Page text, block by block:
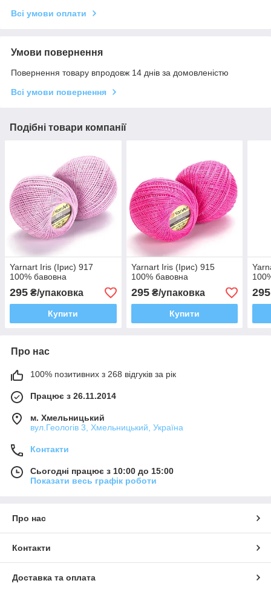
Всі умови оплати
Умови повернення
Повернення товару впродовж 14 днів за домовленістю
Всі умови повернення
Подібні товари компанії
Yarnart Iris (Ірис) 917
100% бавовна
295 ₴/упаковка
Купити
Yarnart Iris (Ірис) 915
100% бавовна
295₴/упаковка
Купити
295
Про нас
100% позитивних з 268 відгуків за рік
Працює з 26.11.2014
м. Хмельницький
вул.Геологів 3, Хмельницький, Україна
Контакти
Сьогодні працює з 10:00 до 15:00
Показати весь графік роботи
Про нас
Контакти
Доставка та оплата